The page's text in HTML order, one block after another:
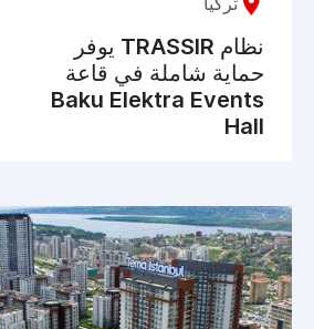
نظام TRASSIR يوفر
حماية شاملة في قاعة
Baku Elektra Events
Hall